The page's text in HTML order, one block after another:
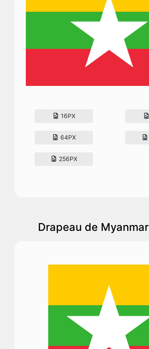
16PX
64PX
256PX
Drapeau de Myanmar